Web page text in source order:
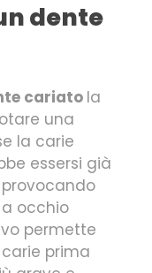
dente
cariato la
una
la carie
essersi già
provocando
occhio
permette
prima